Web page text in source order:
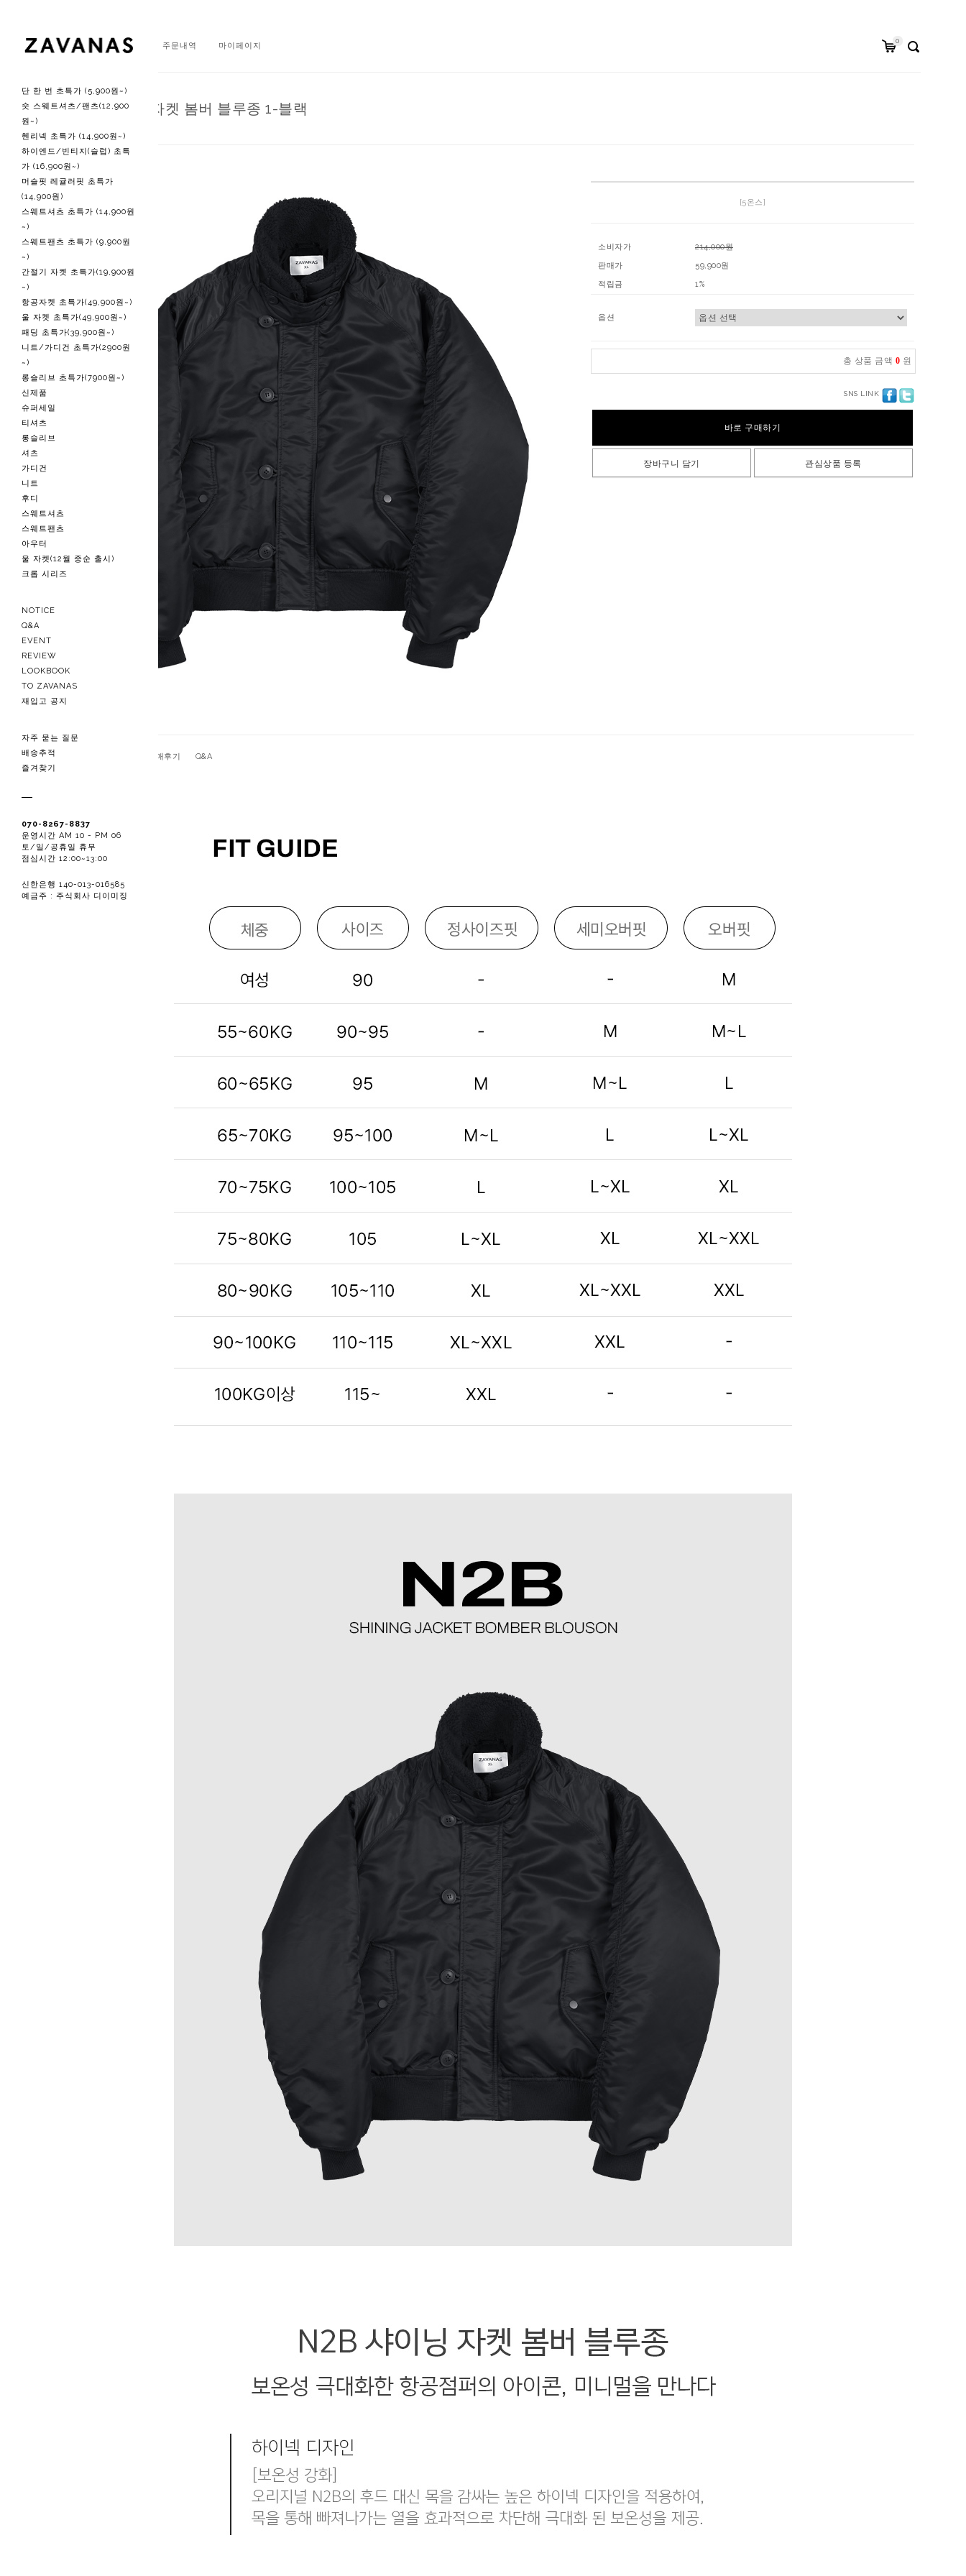
회원가입 로그인 주문내역 마이페이지
0
단 한 번 초특가 (5,900원~)
숏 스웨트셔츠/팬츠(12,900
원~)
헨리넥 초특가 (14,900원~)
하이엔드/빈티지(슬럽) 초특
가 (16,900원~)
머슬핏 레귤러핏 초특가
(14,900원)
스웨트셔츠 초특가 (14,900원
~)
스웨트팬츠 초특가 (9,900원
~)
간절기 자켓 초특가(19,900원
~)
항공자켓 초특가(49,900원~)
울 자켓 초특가(49,900원~)
패딩 초특가(39,900원~)
니트/가디건 초특가(2900원
~)
롱슬리브 초특가(7900원~)
신제품
슈퍼세일
티셔츠
롱슬리브
셔츠
가디건
니트
후디
스웨트셔츠
스웨트팬츠
아우터
울 자켓(12월 중순 출시)
크롭 시리즈
NOTICE
Q&A
EVENT
REVIEW
LOOKBOOK
TO ZAVANAS
재입고 공지
자주 묻는 질문
배송추적
즐겨찾기
070-8267-8837
운영시간 AM 10 - PM 06
토/일/공휴일 휴무
점심시간 12:00~13:00
신한은행 140-013-016585
예금주 : 주식회사 디이미징
N2B 샤이닝 자켓 봄버 블루종 1-블랙
[5온스]
소비자가
214,000원
판매가
59,900원
적립금
1%
옵션
총 상품 금액 0 원
SNS LINK
바로 구매하기
장바구니 담기 관심상품 등록
관련상품 구매후기 Q&A